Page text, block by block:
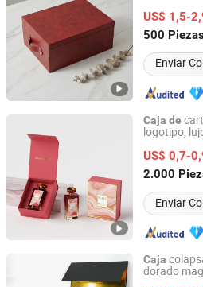
US$ 1,5-
500
Enviar
Guangdong, China
Caja de
logotipo,
US$ 0,7-
2.000
Enviar
Guangzhou Yison Printing Co.,
Guangdong, China
Caja
dorado
Shanghai Coffe Packing Group